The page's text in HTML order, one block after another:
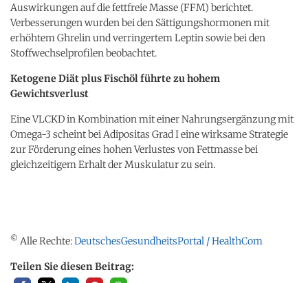
Auswirkungen auf die fettfreie Masse (FFM) berichtet.
Verbesserungen wurden bei den Sättigungshormonen mit
erhöhtem Ghrelin und verringertem Leptin sowie bei den
Stoffwechselprofilen beobachtet.
Ketogene Diät plus Fischöl führte zu hohem
Gewichtsverlust
Eine VLCKD in Kombination mit einer Nahrungsergänzung mit
Omega-3 scheint bei Adipositas Grad I eine wirksame Strategie
zur Förderung eines hohen Verlustes von Fettmasse bei
gleichzeitigem Erhalt der Muskulatur zu sein.
© Alle Rechte:DeutschesGesundheitsPortal / HealthCom
Teilen Sie diesen Beitrag: